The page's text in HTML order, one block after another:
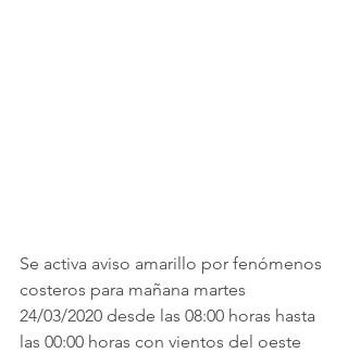
Se activa aviso amarillo por fenómenos
costeros para mañana martes
24/03/2020 desde las 08:00 horas hasta
las 00:00 horas con vientos del oeste